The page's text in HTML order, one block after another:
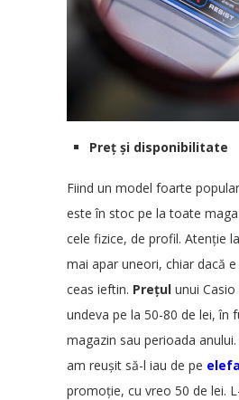
Preț și disponibilitate
Fiind un model foarte
este în stoc pe la toate
cele fizice, de profil. Atenție
mai apar uneori, chiar dacă
ceas ieftin. Prețul unui
undeva pe la 50-80 de lei, în
magazin sau perioada
am reușit să-l iau de pe
promoție, cu vreo 50 de lei.